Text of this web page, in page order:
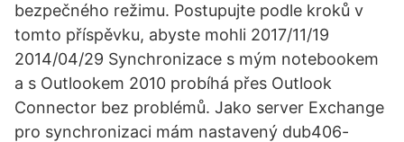
bezpečného režimu. Postupujte podle kroků v
tomto příspěvku, abyste mohli 2017/11/19
2014/04/29 Synchronizace s mým notebookem
a s Outlookem 2010 probíhá přes Outlook
Connector bez problémů. Jako server Exchange
pro synchronizaci mám nastavený dub406-